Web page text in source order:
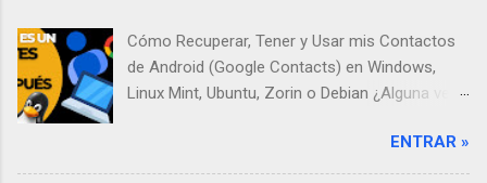
Min Browser y por qué deberías darle una
oportunidad? Cuando escuchamos la palabra
"navegador", siempre pensamos en los de
navegador de código abierto diseñado para ser
minimalista. Imagina que quitas todas las
Cómo Recuperar, Tener y Usar mis Contactos
de Android (Google Contacts) en Windows,
Linux Mint, Ubuntu, Zorin o Debian ¿Alguna vez
teléfono, correos y direcciones perfectamente
organizados en su móvil Android, pero cuando
ENTRAR »